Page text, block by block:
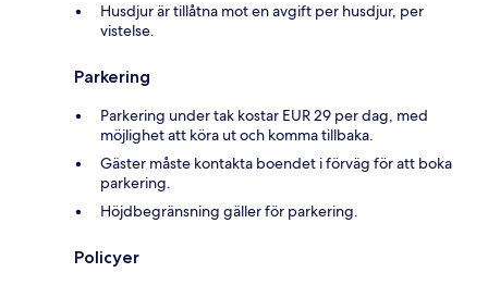
Husdjur är tillåtna mot en avgift per husdjur, per
vistelse.
Parkering
Parkering under tak kostar EUR 29 per dag, med
möjlighet att köra ut och komma tillbaka.
Gäster måste kontakta boendet i förväg för att boka
parkering.
Höjdbegränsning gäller för parkering.
Policyer